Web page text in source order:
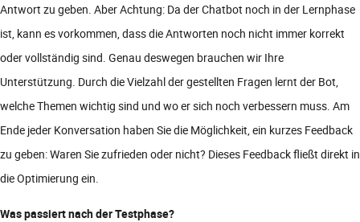
Antwort zu geben. Aber Achtung: Da der Chatbot noch in der Lernphase
ist, kann es vorkommen, dass die Antworten noch nicht immer korrekt
oder vollständig sind. Genau deswegen brauchen wir Ihre
Unterstützung. Durch die Vielzahl der gestellten Fragen lernt der Bot,
welche Themen wichtig sind und wo er sich noch verbessern muss. Am
Ende jeder Konversation haben Sie die Möglichkeit, ein kurzes Feedback
zu geben: Waren Sie zufrieden oder nicht? Dieses Feedback fließt direkt in
die Optimierung ein.
Was passiert nach der Testphase?